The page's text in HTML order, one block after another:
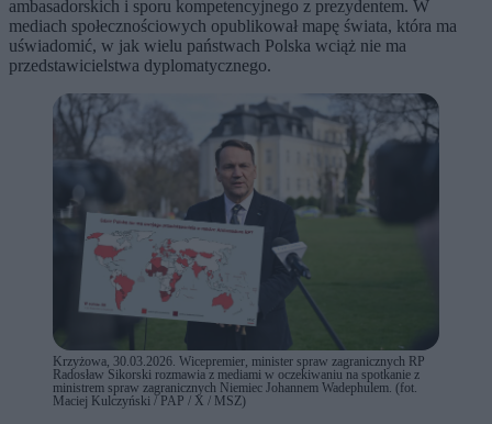
ambasadorskich i sporu kompetencyjnego z prezydentem. W
mediach społecznościowych opublikował mapę świata, która ma
uświadomić, w jak wielu państwach Polska wciąż nie ma
przedstawicielstwa dyplomatycznego.
Krzyżowa, 30.03.2026. Wicepremier, minister spraw zagranicznych RP
Radosław Sikorski rozmawia z mediami w oczekiwaniu na spotkanie z
ministrem spraw zagranicznych Niemiec Johannem Wadephulem. (fot.
Maciej Kulczyński / PAP / X / MSZ)